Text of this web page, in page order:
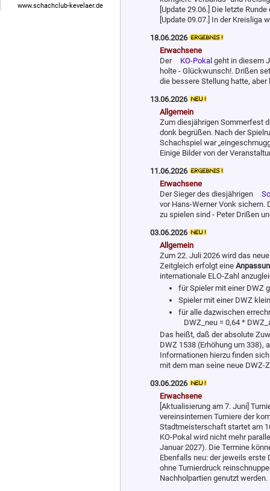
www.schachclub-kevelaer.de
[Update 29.06.] Die letzte
[Update 09.07.] In der Kreisliga
18.06.2026
Erwachsene
Der
KO-Pokal geht in diesem
holte - Glückwunsch!. Drißen
die bessere Stellung hatte,
13.06.2026
Allgemein
Zum diesjährigen Sommerfest
donk begrüßen. Nach der
Schachspiel war
Einige Bilder von der
11.06.2026
Erwachsene
Der Sieger des diesjährigen
vor Hans-Werner Vonk sichern.
zu spielen sind - Peter Drißen
03.06.2026
Allgemein
Zum 22. Juli 2026 wird das
Zeitgleich erfolgt eine
internationale ELO-Zahl
für Spieler mit einer DWZ
Spieler mit einer DWZ
für alle dazwischen
DWZ_neu = 0,64 *
Das heißt, daß der absolute
DWZ 1538 (Erhöhung um 338),
Informationen hierzu finden
mit dem man seine neue DWZ-
03.06.2026
Erwachsene
[Aktualisierung am 7. Juni]
vereinsinternen Turniere der
Stadtmeisterschaft startet am
KO-Pokal wird nicht mehr
Januar 2027). Die Termine
Ebenfalls neu: der jeweils erste
ohne Turnierdruck
Nachholpartien genutzt werden.